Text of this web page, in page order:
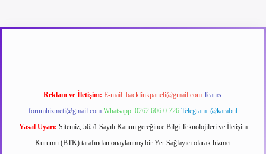
Reklam ve İletişim: E-mail: backlinkpaneli@gmail.com Teams:
forumhizmeti@gmail.com Whatsapp: 0262 606 0 726 Telegram: @karabul
Yasal Uyarı: Sitemiz, 5651 Sayılı Kanun gereğince Bilgi Teknolojileri ve İletişim
Kurumu (BTK) tarafından onaylanmış bir Yer Sağlayıcı olarak hizmet